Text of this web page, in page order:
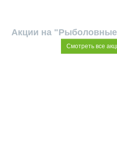
Акции на
Смотреть все